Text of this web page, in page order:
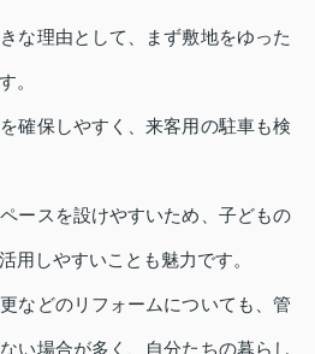
な理由として、まず敷地をゆった
。
確保しやすく、来客用の駐車も検
ースを設けやすいため、子どもの
用しやすいことも魅力です。
などのリフォームについても、管
い場合が多く、自分たちの暮らし